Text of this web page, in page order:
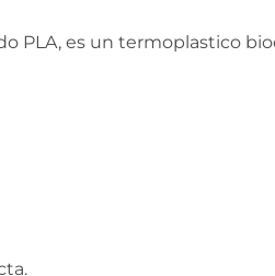
PLA, es un termoplastico